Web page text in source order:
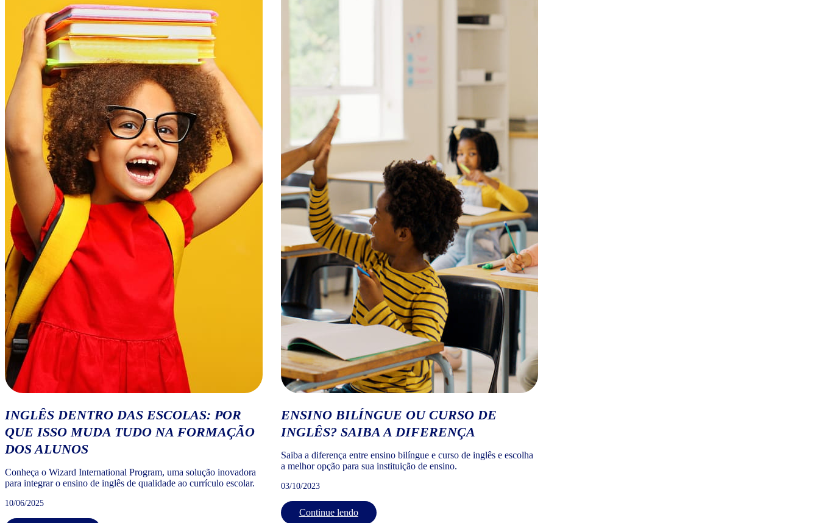
INGLÊS DENTRO DAS ESCOLAS: POR
QUE ISSO MUDA TUDO NA FORMAÇÃO
DOS ALUNOS
Conheça o Wizard International Program, uma solução inovadora
para integrar o ensino de inglês de qualidade ao currículo escolar.
10/06/2025
ENSINO BILÍNGUE OU CURSO DE
INGLÊS? SAIBA A DIFERENÇA
Saiba a diferença entre ensino bilíngue e curso de inglês e escolha
a melhor opção para sua instituição de ensino.
03/10/2023
Continue lendo